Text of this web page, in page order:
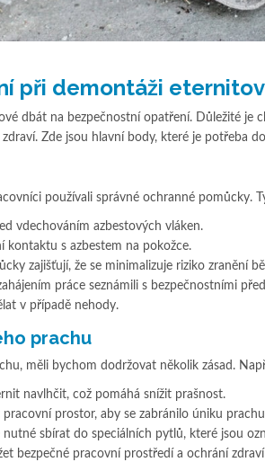
při demontáži
dbát na bezpečnostní opatření. Důležité je
Zde jsou hlavní body, které je potřeba
používali správné ochranné pomůcky.
vdechováním azbestových vláken.
kontaktu s azbestem na pokožce.
zajišťují, že se minimalizuje riziko zranění
práce seznámili s bezpečnostními
v případě nehody.
prachu
měli bychom dodržovat několik zásad.
navlhčit, což pomáhá snížit prašnost.
pracovní prostor, aby se zabránilo úniku
sbírat do speciálních pytlů, které jsou
bezpečné pracovní prostředí a ochrání